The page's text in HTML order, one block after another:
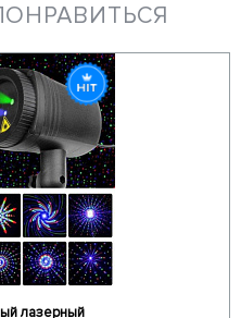
лазерный